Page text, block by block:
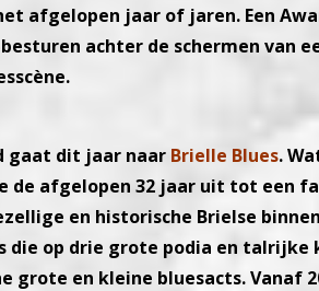
afgelopen jaar of jaren. Een
achter de schermen van
gaat dit jaar naar Brielle Blues.
de afgelopen 32 jaar uit tot een
en historische Brielse
die op drie grote podia en
grote en kleine bluesacts. Vanaf